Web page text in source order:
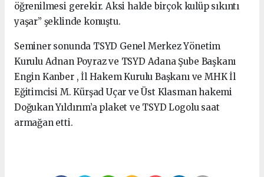
öğrenilmesi gerekir. Aksi halde birçok kulüp sıkıntı
yaşar” şeklinde konuştu.
Seminer sonunda TSYD Genel Merkez Yönetim
Kurulu Adnan Poyraz ve TSYD Adana Şube Başkanı
Engin Kanber , İl Hakem Kurulu Başkanı ve MHK İl
Eğitimcisi M. Kürşad Uçar ve Üst Klasman hakemi
Doğukan Yıldırım’a plaket ve TSYD Logolu saat
armağan etti.